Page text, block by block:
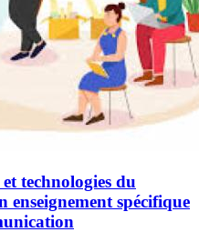
technologies du
enseignement spécifique